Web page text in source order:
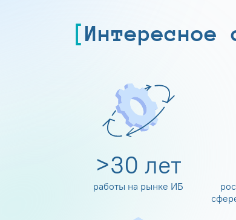
Интересное
>30 лет
работы на рынке ИБ